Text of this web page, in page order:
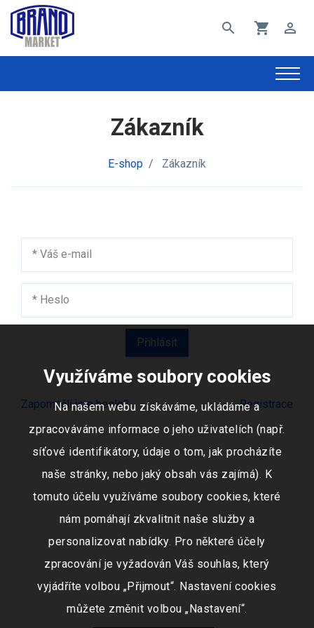
search shopping_cart perm_identity
Zákazník
E-shop / Zákazník
* Váš e-mail
* Heslo
Zapomněli jste heslo? Registrace
Využíváme soubory cookies
Na našem webu získáváme, ukládáme a
zpracováváme informace o jeho uživatelích (např.
síťové identifikátory, údaje o tom, jak procházíte
naše stránky, nebo jaký obsah vás zajímá). K
tomuto účelu využíváme soubory cookies, které
nám pomáhají zkvalitnit naše služby a
personalizovat nabídky. Pro některé účely
zpracování je vyžadován Váš souhlas, který
vyjádříte volbou „Přijmout“. Nastavení cookies
můžete změnit volbou „Nastavení“.